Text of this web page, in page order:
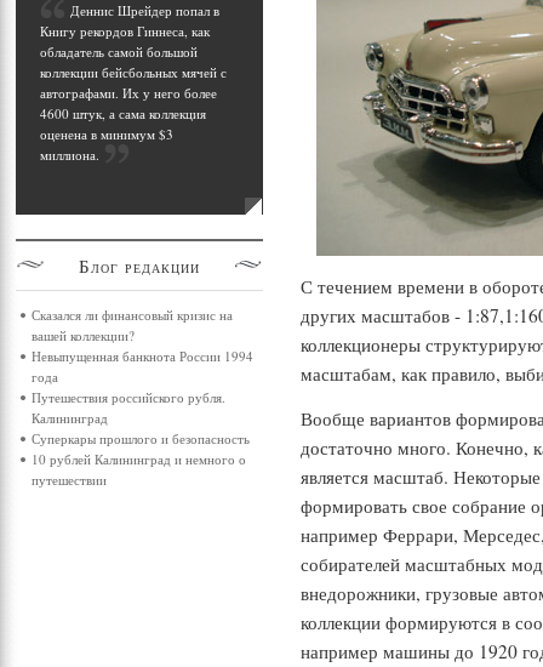
С течением времени в
других масштабов -
коллекционеры
масштабам, как правило,
Вообще вариантов
достаточно много. Конечно,
является масштаб.
формировать свое собрание
например Феррари,
собирателей масштабных
внедорожники, грузовые
коллекции формируются в
например машины до 1920
Деннис Шрейдер попал в
Книгу рекордов Гиннеса, как
обладатель самой большой
коллекции бейсбольных мячей с
автографами. Их у него более
4600 штук, а сама коллекция
оценена в минимум $3
миллиона.
Блог редакции
Сказался ли финансовый кризис на
вашей коллекции?
Невыпущенная банкнота России 1994
года
Путешествия российского рубля.
Калининград
Суперкары прошлого и безопасность
10 рублей Калининград и немного о
путешествии